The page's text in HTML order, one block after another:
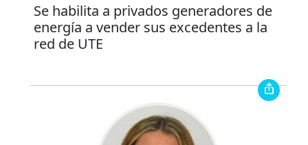
Se habilita a privados generadores de
energía a vender sus excedentes a la
red de UTE